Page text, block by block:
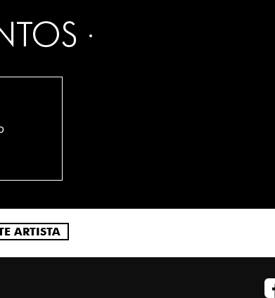
ARTISTA